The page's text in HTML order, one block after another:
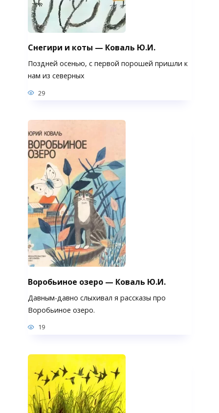
Снегири и коты — Коваль Ю.И.
Поздней осенью, с первой порошей пришли к
нам из северных
29
Воробьиное озеро — Коваль Ю.И.
Давным-давно слыхивал я рассказы про
Воробьиное озеро.
19